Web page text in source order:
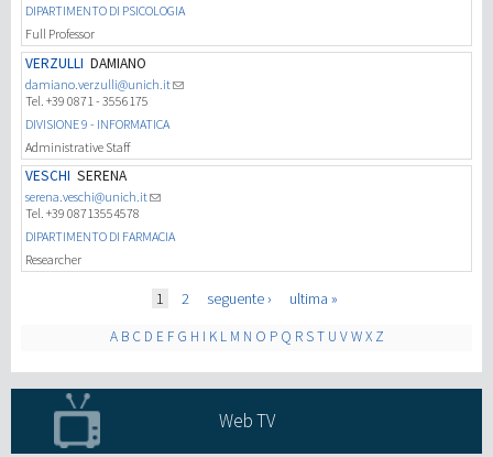
DIPARTIMENTO DI PSICOLOGIA
Full Professor
VERZULLI DAMIANO
damiano.verzulli@unich.it
Tel. +39 0871 - 3556175
DIVISIONE 9 - INFORMATICA
Administrative Staff
VESCHI SERENA
serena.veschi@unich.it
Tel. +39 08713554578
DIPARTIMENTO DI FARMACIA
Researcher
1 2 seguente › ultima »
A B C D E F G H I K L M N O P Q R S T U V W X Z
Web TV